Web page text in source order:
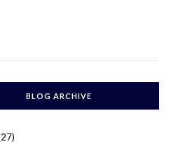
BLOG ARCHIVE